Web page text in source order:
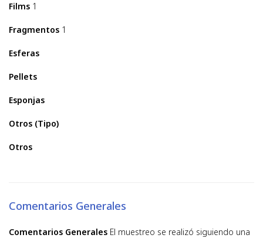
Films 1
Fragmentos 1
Esferas
Pellets
Esponjas
Otros (Tipo)
Otros
Comentarios Generales
Comentarios Generales El muestreo se realizó siguiendo una